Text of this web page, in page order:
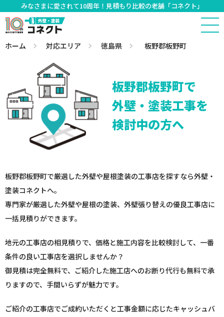
みなさまに愛されて10周年！見積もり比較の老舗「コネクト」
ホーム 対応エリア 徳島県 板野郡板野町
板野郡板野町で
外壁・塗装工事を
検討中の方へ
板野郡板野町で厳選した外壁や屋根塗装の工事店を探すなら外壁・
塗装コネクトへ。
専門家が厳選した外壁や屋根の塗装、外壁張り替えの優良工事店に
一括見積りができます。
地元の工事店の相見積りで、価格と施工内容を比較検討して、一番
条件の良い工事店を選択しませんか？
御見積は完全無料で、ご紹介した施工店へのお断り代行も無料で承
りますので、手間いらずが魅力です。
ご紹介の工事店でご成約いただくと工事金額に応じたキャッシュバ